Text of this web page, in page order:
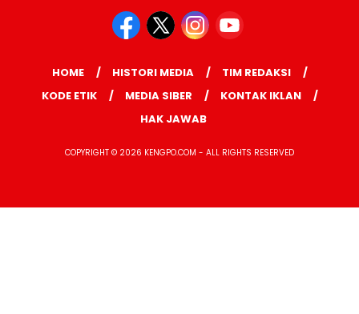
HOME HISTORI MEDIA
TIM REDAKSI
KODE ETIK
MEDIA SIBER
KONTAK IKLAN
HAK JAWAB
COPYRIGHT © 2026 KENGPO.COM - ALL RIGHTS RESERVED